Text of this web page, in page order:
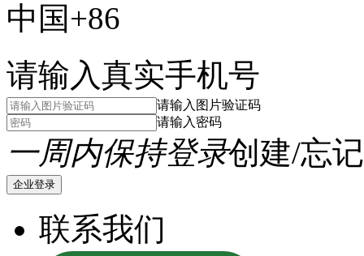
中国+86
请输入真实手机号
请输入图片验证码
请输入密码
一周内保持登录创建/忘
企业登录
联系我们